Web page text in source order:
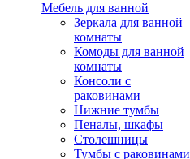
Мебель для ванной
Зеркала для ванной
комнаты
Комоды для ванной
комнаты
Консоли с
раковинами
Нижние тумбы
Пеналы, шкафы
Столешницы
Тумбы с раковинами